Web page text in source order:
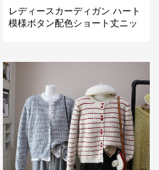
レディースカーディガン ハート
模様ボタン配色ショート丈ニッ